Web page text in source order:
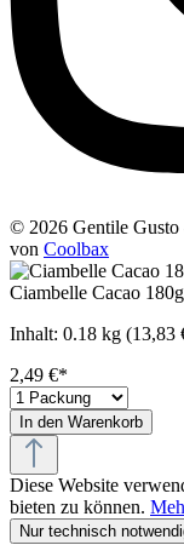
© 2026 Gentile Gusto
von Coolbax
Ciambelle Cacao
Inhalt: 0.18 kg (13,83
2,49 €*
In den Warenkorb
Diese Website
bieten zu können.
Nur technisch